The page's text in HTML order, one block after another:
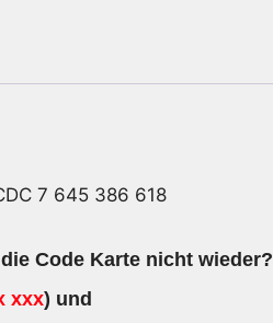
7 645 386 618
Code Karte nicht wieder?
xxx) und